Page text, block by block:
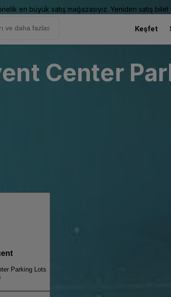
en büyük satış mağazasıyız. Yeniden satış
Keşfet
Center
Parking Lots